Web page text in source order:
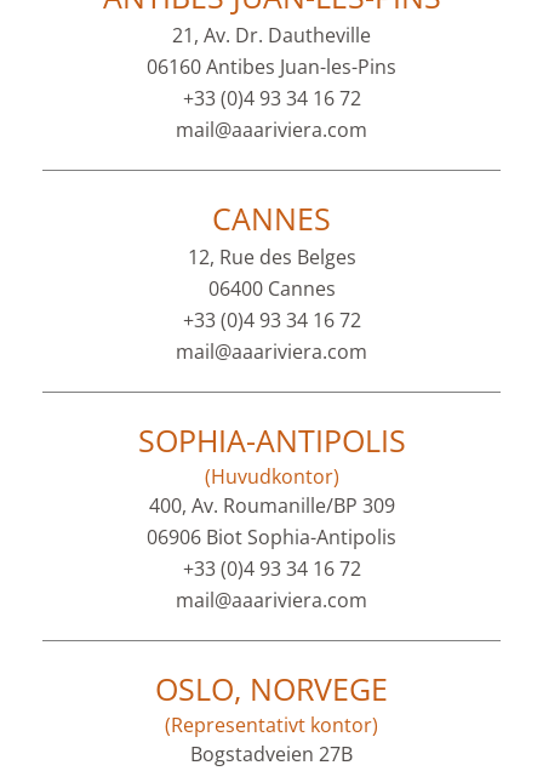
21, Av. Dr. Dautheville
06160 Antibes Juan-les-Pins
+33 (0)4 93 34 16 72
mail@aaariviera.com
CANNES
12, Rue des Belges
06400 Cannes
+33 (0)4 93 34 16 72
mail@aaariviera.com
SOPHIA-ANTIPOLIS
(Huvudkontor)
400, Av. Roumanille/BP 309
06906 Biot Sophia-Antipolis
+33 (0)4 93 34 16 72
mail@aaariviera.com
OSLO, NORVEGE
(Representativt kontor)
Bogstadveien 27B